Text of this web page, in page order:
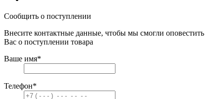
Сообщить о поступлении
Внесите контактные данные, чтобы мы смогли оповестить
Вас о поступлении товара
Ваше имя*
Телефон*